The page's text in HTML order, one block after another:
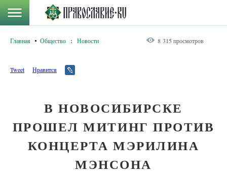
Главная Общество : Новости 8 315 просмотров
Tweet Нравится
В НОВОСИБИРСКЕ
ПРОШЕЛ МИТИНГ ПРОТИВ
КОНЦЕРТА МЭРИЛИНА
МЭНСОНА